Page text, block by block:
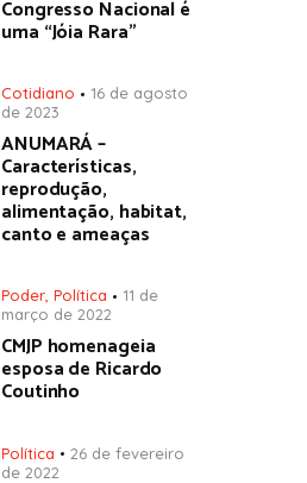
Congresso Nacional é
uma “Jóia Rara”
Cotidiano
16 de agosto
de 2023
ANUMARÁ –
Características,
reprodução,
alimentação, habitat,
canto e ameaças
Poder, Política
11 de
março de 2022
CMJP homenageia
esposa de Ricardo
Coutinho
Política
26 de fevereiro
de 2022